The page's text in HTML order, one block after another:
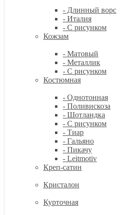
- Длинный ворс
- Италия
- С рисунком
Кожзам
- Матовый
- Металлик
- С рисунком
Костюмная
- Однотонная
- Поливискоза
- Шотландка
- С рисунком
- Тиар
- Гальяно
- Пикачу
- Leitmotiv
Креп-сатин
Кристалон
Курточная